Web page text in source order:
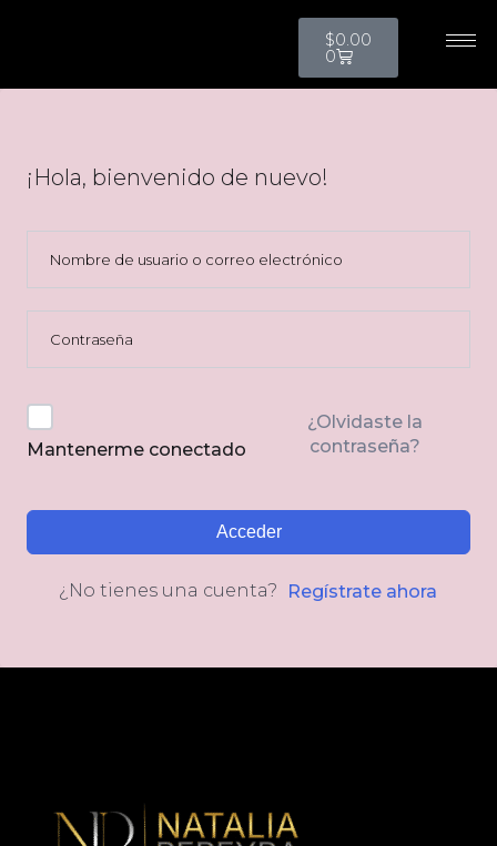
$0.00
0
¡Hola, bienvenido de nuevo!
Mantenerme conectado
¿Olvidaste la
contraseña?
Acceder
¿No tienes una cuenta? Regístrate ahora